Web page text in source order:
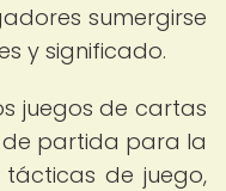
sumergirse
y significado.
juegos de cartas
partida para la
de juego,